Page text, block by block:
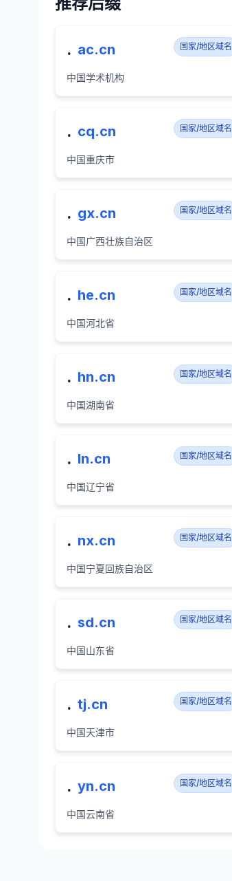
. ac.cn 国家/地区域名
中国学术机构
. cq.cn 国家/地区域名
中国重庆市
. gx.cn 国家/地区域名
中国广西壮族自治区
. he.cn 国家/地区域名
中国河北省
. hn.cn 国家/地区域名
中国湖南省
. ln.cn 国家/地区域名
中国辽宁省
. nx.cn 国家/地区域名
中国宁夏回族自治区
. sd.cn 国家/地区域名
中国山东省
. tj.cn 国家/地区域名
中国天津市
. yn.cn 国家/地区域名
中国云南省